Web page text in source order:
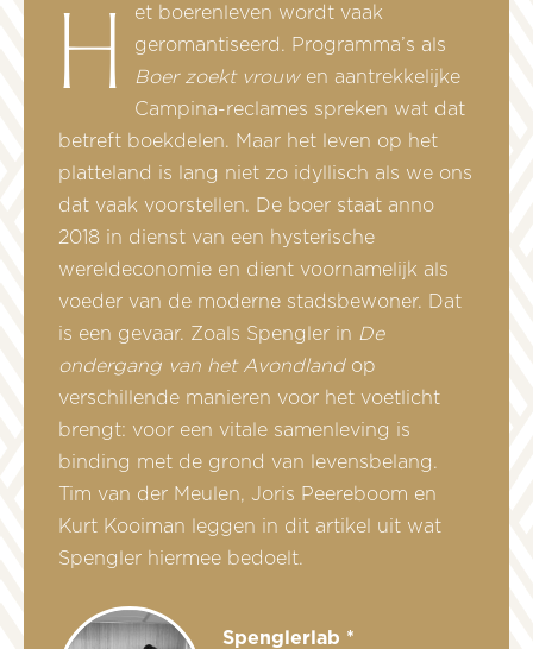
Het boerenleven wordt vaak
geromantiseerd. Programma’s als
Boer zoekt vrouwen aantrekkelijke
Campina-reclames spreken wat dat
betreft boekdelen. Maar het leven op het
platteland is lang niet zo idyllisch als we ons
dat vaak voorstellen. De boer staat anno
2018 in dienst van een hysterische
wereldeconomie en dient voornamelijk als
voeder van de moderne stadsbewoner. Dat
is een gevaar. Zoals Spengler in De
ondergang van het Avondlandop
verschillende manieren voor het voetlicht
brengt: voor een vitale samenleving is
binding met de grond van levensbelang.
Tim van der Meulen, Joris Peereboom en
Kurt Kooiman leggen in dit artikel uit wat
Spengler hiermee bedoelt.
Spenglerlab *